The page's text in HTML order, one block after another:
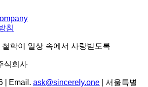
침
학이 일상 속에서 사랑받도록
식회사
| Email. ask@sincerely.one
서울특별